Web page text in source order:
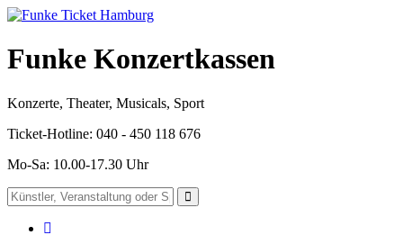
Funke Konzertkassen
Konzerte, Theater, Musicals, Sport
Ticket-Hotline: 040 - 450 118 676
Mo-Sa: 10.00-17.30 Uhr